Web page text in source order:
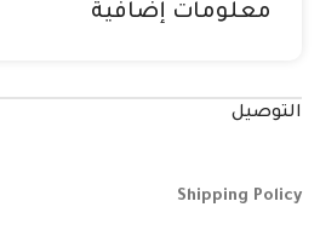
معلومات إضافية
التوصيل
Shipping Policy